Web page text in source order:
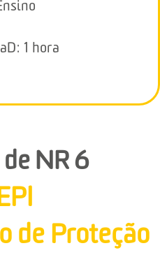
1 hora
NR 6
de Proteção